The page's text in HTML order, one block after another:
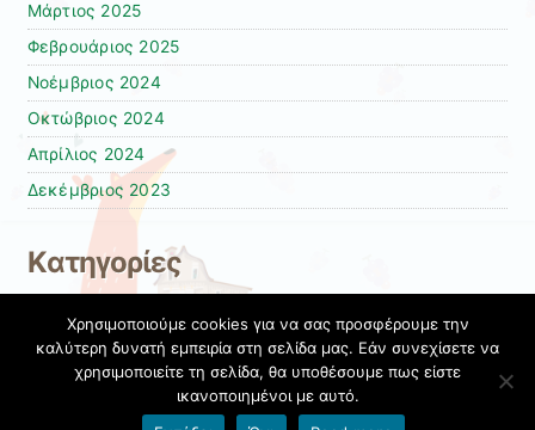
Μάρτιος 2025
Φεβρουάριος 2025
Νοέμβριος 2024
Οκτώβριος 2024
Απρίλιος 2024
Δεκέμβριος 2023
Kατηγορίες
Δράσεις 2025-2026
Σχολικές Δράσεις 2024-2025
Χρησιμοποιούμε cookies για να σας προσφέρουμε την
καλύτερη δυνατή εμπειρία στη σελίδα μας. Εάν συνεχίσετε να
χρησιμοποιείτε τη σελίδα, θα υποθέσουμε πως είστε
ικανοποιημένοι με αυτό.